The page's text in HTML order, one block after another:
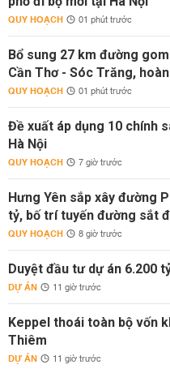
QUY HOẠCH 01 phút trước
Bổ sung 27 km đường
Cần Thơ - Sóc Trăng,
QUY HOẠCH 01 phút trước
Đề xuất áp dụng 10 chính
Hà Nội
QUY HOẠCH 7 giờ trước
Hưng Yên sắp xây đường
tỷ, bố trí tuyến đường sắt
QUY HOẠCH 8 giờ trước
Duyệt đầu tư dự án 6.200
DỰ ÁN 11 giờ trước
Keppel thoái toàn bộ vốn
Thiêm
DỰ ÁN 11 giờ trước